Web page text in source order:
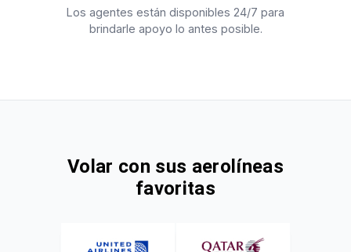
Los agentes están disponibles 24/7 para
brindarle apoyo lo antes posible.
Volar con sus aerolíneas
favoritas